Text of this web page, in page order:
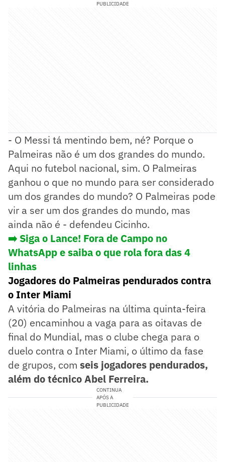
PUBLICIDADE
- O Messi tá mentindo bem, né? Porque o
Palmeiras não é um dos grandes do mundo.
Aqui no futebol nacional, sim. O Palmeiras
ganhou o que no mundo para ser considerado
um dos grandes do mundo? O Palmeiras pode
vir a ser um dos grandes do mundo, mas
ainda não é - defendeu Cicinho.
➡️ Siga o Lance! Fora de Campo no
WhatsApp e saiba o que rola fora das 4
linhas
Jogadores do Palmeiras pendurados contra
o Inter Miami
A vitória do Palmeiras na última quinta-feira
(20) encaminhou a vaga para as oitavas de
final do Mundial, mas o clube chega para o
duelo contra o Inter Miami, o último da fase
de grupos, com seis jogadores pendurados,
além do técnico Abel Ferreira.
CONTINUA
APÓS A
PUBLICIDADE